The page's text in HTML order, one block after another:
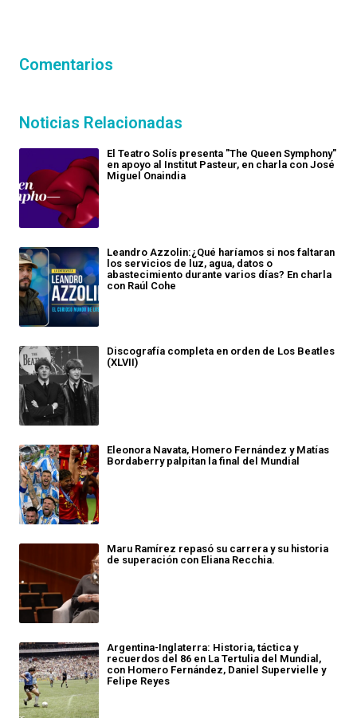
Comentarios
Noticias Relacionadas
El Teatro Solís presenta "The Queen Symphony"
en apoyo al Institut Pasteur, en charla con José
Miguel Onaindia
Leandro Azzolin:¿Qué haríamos si nos faltaran
los servicios de luz, agua, datos o
abastecimiento durante varios días? En charla
con Raúl Cohe
Discografía completa en orden de Los Beatles
(XLVII)
Eleonora Navata, Homero Fernández y Matías
Bordaberry palpitan la final del Mundial
Maru Ramírez repasó su carrera y su historia
de superación con Eliana Recchia.
Argentina-Inglaterra: Historia, táctica y
recuerdos del 86 en La Tertulia del Mundial,
con Homero Fernández, Daniel Supervielle y
Felipe Reyes